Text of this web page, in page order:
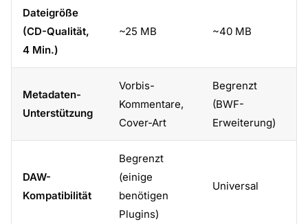
Dateigröße
(CD-Qualität,
4 Min.)
~25 MB ~40 MB
Metadaten-
Unterstützung
Vorbis-
Kommentare,
Cover-Art
Begrenzt
(BWF-
Erweiterung)
DAW-
Kompatibilität
Begrenzt
(einige
benötigen
Plugins)
Universal